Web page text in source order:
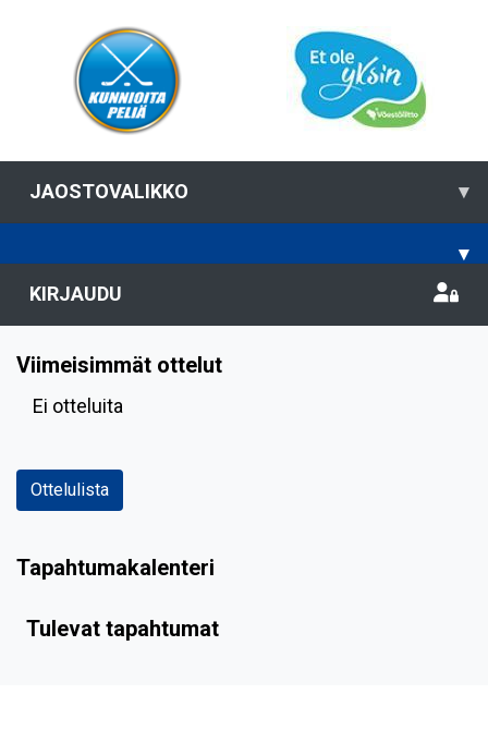
JAOSTOVALIKKO ▾
▾
KIRJAUDU
Viimeisimmät ottelut
Ei otteluita
Ottelulista
Tapahtumakalenteri
Tulevat tapahtumat